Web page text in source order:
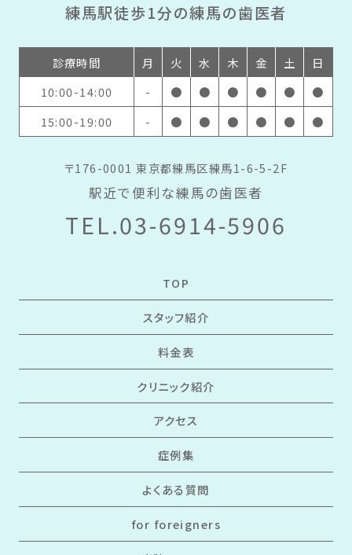
練馬駅徒歩1分の練馬の歯医者
診療時間 月 火 水 木 金 土
日
10:00-14:00
- ● ● ● ● ●
●
15:00-19:00
- ● ● ● ● ● ●
〒176-0001 東京都練馬区練馬1-6-5-2F
駅近で便利な練馬の歯医者
TEL.03-6914-5906
TOP
スタッフ紹介
料金表
クリニック紹介
アクセス
症例集
よくある質問
for foreigners